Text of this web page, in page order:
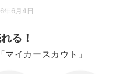
年6月4日
る！
イカースカウト」